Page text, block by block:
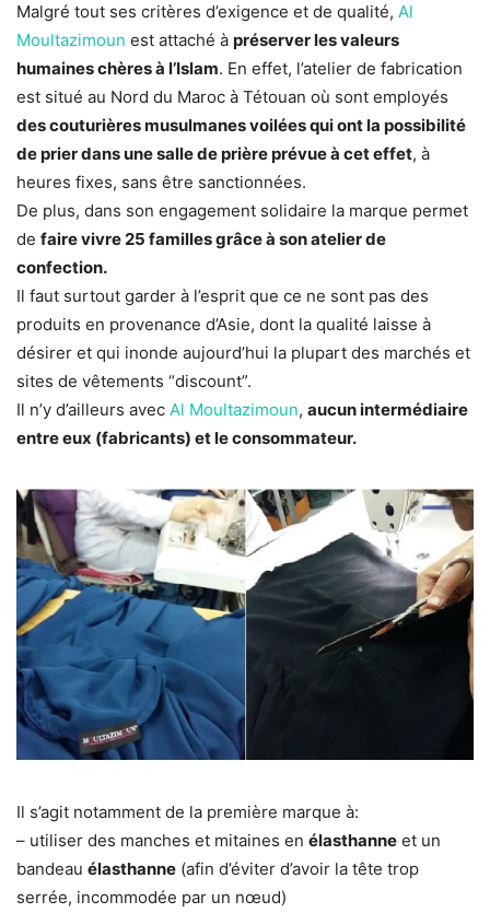
Malgré tout ses critères d’exigence et de qualité, Al
Moultazimoun est attaché à préserver les valeurs
humaines chères à l’Islam. En effet, l’atelier de fabrication
est situé au Nord du Maroc à Tétouan où sont employés
des couturières musulmanes voilées qui ont la possibilité
de prier dans une salle de prière prévue à cet effet, à
heures fixes, sans être sanctionnées.
De plus, dans son engagement solidaire la marque permet
de faire vivre 25 familles grâce à son atelier de
confection.
Il faut surtout garder à l’esprit que ce ne sont pas des
produits en provenance d’Asie, dont la qualité laisse à
désirer et qui inonde aujourd’hui la plupart des marchés et
sites de vêtements “discount”.
Il n’y d’ailleurs avec Al Moultazimoun, aucun intermédiaire
entre eux (fabricants) et le consommateur.
Il s’agit notamment de la première marque à:
– utiliser des manches et mitaines en élasthanne et un
bandeau élasthanne (afin d’éviter d’avoir la tête trop
serrée, incommodée par un nœud)